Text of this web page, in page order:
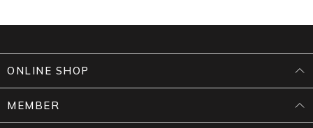
ONLINE SHOP
MEMBER